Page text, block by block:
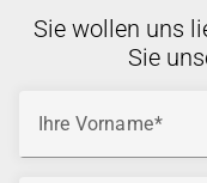
Sie wollen uns
Sie
Ihre Vorname